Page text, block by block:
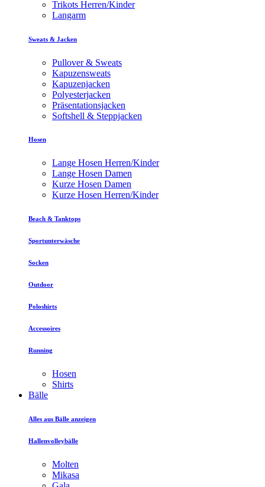
Trikots Herren/Kinder
Langarm
Sweats & Jacken
Pullover & Sweats
Kapuzensweats
Kapuzenjacken
Polyesterjacken
Präsentationsjacken
Softshell & Steppjacken
Hosen
Lange Hosen Herren/Kinder
Lange Hosen Damen
Kurze Hosen Damen
Kurze Hosen Herren/Kinder
Beach & Tanktops
Sportunterwäsche
Socken
Outdoor
Poloshirts
Accessoires
Running
Hosen
Shirts
Bälle
Alles aus Bälle anzeigen
Hallenvolleybälle
Molten
Mikasa